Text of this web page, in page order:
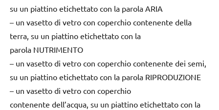
su un piattino etichettato con la parola ARIA
– un vasetto di vetro con coperchio contenente della
terra, su un piattino etichettato con la
parola NUTRIMENTO
– un vasetto di vetro con coperchio contenente dei semi,
su un piattino etichettato con la parola RIPRODUZIONE
– un vasetto di vetro con coperchio
contenente dell’acqua, su un piattino etichettato con la